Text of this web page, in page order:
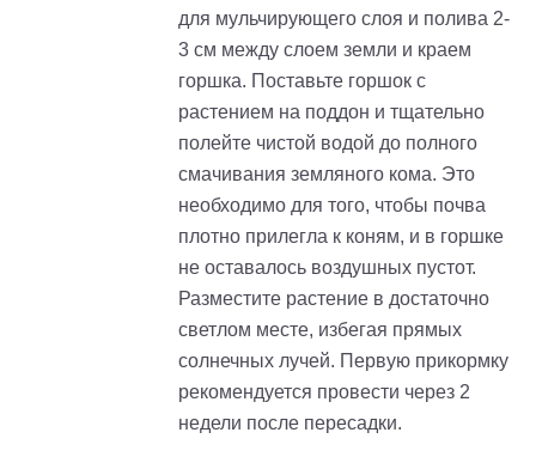
для мульчирующего слоя и полива 2-
3 см между слоем земли и краем
горшка. Поставьте горшок с
растением на поддон и тщательно
полейте чистой водой до полного
смачивания земляного кома. Это
необходимо для того, чтобы почва
плотно прилегла к коням, и в горшке
не оставалось воздушных пустот.
Разместите растение в достаточно
светлом месте, избегая прямых
солнечных лучей. Первую прикормку
рекомендуется провести через 2
недели после пересадки.